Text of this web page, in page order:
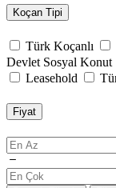
Koçan Tipi
Türk Koçanlı
Devlet Sosyal Konut
Leasehold
Fiyat